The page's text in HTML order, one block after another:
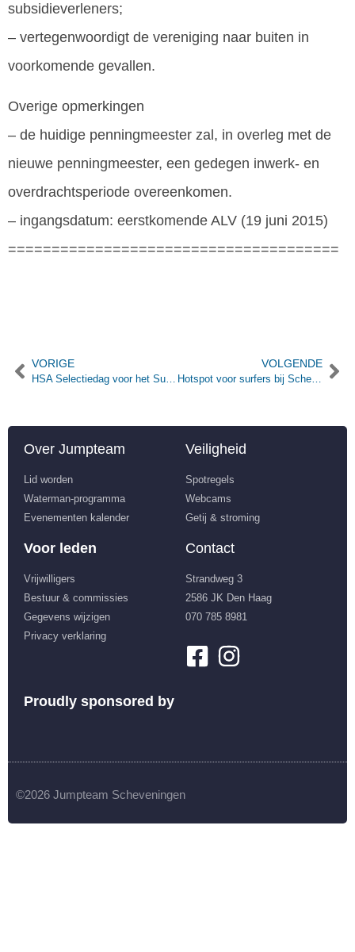
subsidieverleners;
– vertegenwoordigt de vereniging naar buiten in
voorkomende gevallen.
Overige opmerkingen
– de huidige penningmeester zal, in overleg met de
nieuwe penningmeester, een gedegen inwerk- en
overdrachtsperiode overeenkomen.
– ingangsdatum: eerstkomende ALV (19 juni 2015)
======================================
VORIGE
HSA Selectiedag voor het Surf Topsport Centrum
VOLGENDE
Hotspot voor surfers bij Scheveningen
Over Jumpteam
Lid worden
Waterman-programma
Evenementen kalender
Veiligheid
Spotregels
Webcams
Getij & stroming
Voor leden
Vrijwilligers
Bestuur & commissies
Gegevens wijzigen
Privacy verklaring
Contact
Strandweg 3
2586 JK Den Haag
070 785 8981
Proudly sponsored by
©2026 Jumpteam Scheveningen